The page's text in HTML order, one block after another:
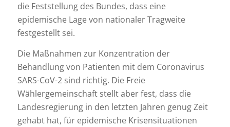
die Feststellung des Bundes, dass eine
epidemische Lage von nationaler Tragweite
festgestellt sei.
Die Maßnahmen zur Konzentration der
Behandlung von Patienten mit dem Coronavirus
SARS-CoV-2 sind richtig. Die Freie
Wählergemeinschaft stellt aber fest, dass die
Landesregierung in den letzten Jahren genug Zeit
gehabt hat, für epidemische Krisensituationen